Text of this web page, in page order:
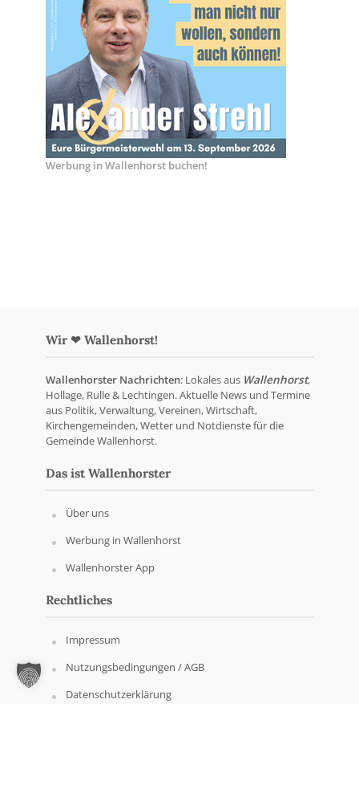
Werbung in Wallenhorst buchen!
Wir ❤ Wallenhorst!
Wallenhorster Nachrichten: Lokales aus Wallenhorst,
Hollage, Rulle & Lechtingen. Aktuelle News und Termine
aus Politik, Verwaltung, Vereinen, Wirtschaft,
Kirchengemeinden, Wetter und Notdienste für die
Gemeinde Wallenhorst.
Das ist Wallenhorster
Über uns
Werbung in Wallenhorst
Wallenhorster App
Rechtliches
Impressum
Nutzungsbedingungen / AGB
Datenschutzerklärung